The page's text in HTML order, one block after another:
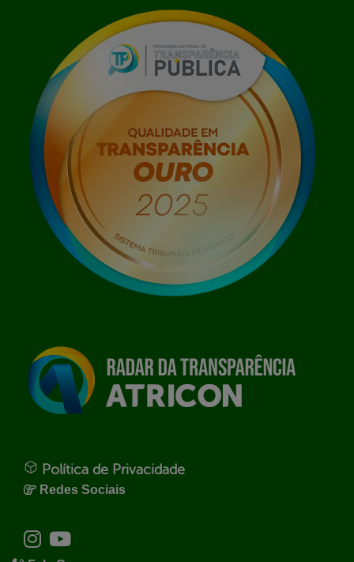
Política de Privacidade
Redes Sociais